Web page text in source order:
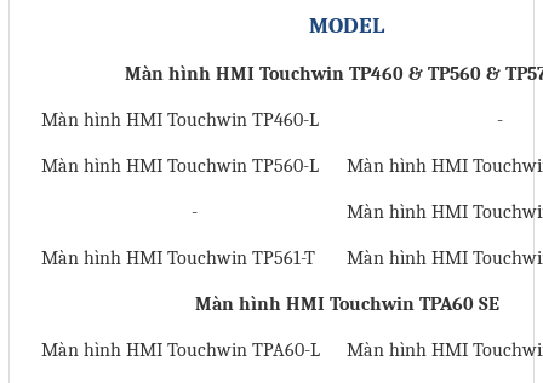
MODEL
Màn hình HMI Touchwin TP460 & TP560 &
Màn hình HMI Touchwin TP460-L -
Màn hình HMI Touchwin TP560-L Màn hình HMI
- Màn hình HMI
Màn hình HMI Touchwin TP561-T Màn hình HMI
Màn hình HMI Touchwin TPA60 SE
Màn hình HMI Touchwin TPA60-L Màn hình HMI